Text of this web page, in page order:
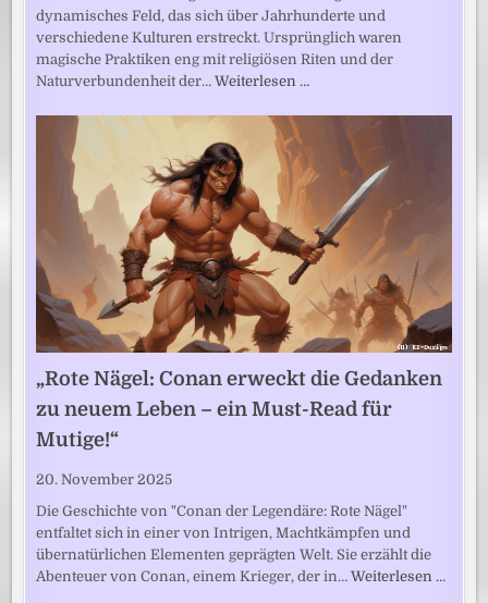
dynamisches Feld, das sich über Jahrhunderte und
verschiedene Kulturen erstreckt. Ursprünglich waren
magische Praktiken eng mit religiösen Riten und der
Naturverbundenheit der…Weiterlesen …
„Rote Nägel: Conan erweckt die Gedanken
zu neuem Leben – ein Must-Read für
Mutige!“
20. November 2025
Die Geschichte von "Conan der Legendäre: Rote Nägel"
entfaltet sich in einer von Intrigen, Machtkämpfen und
übernatürlichen Elementen geprägten Welt. Sie erzählt die
Abenteuer von Conan, einem Krieger, der in…Weiterlesen …